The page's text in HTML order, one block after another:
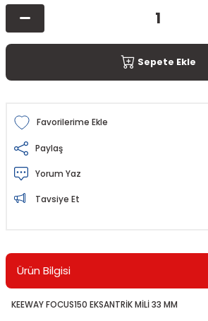
Sepete Ekle
Paylaş
Yorum Yaz
Tavsiye Et
Ürün Bilgisi
KEEWAY FOCUS150 EKSANTRİK MİLİ 33 MM